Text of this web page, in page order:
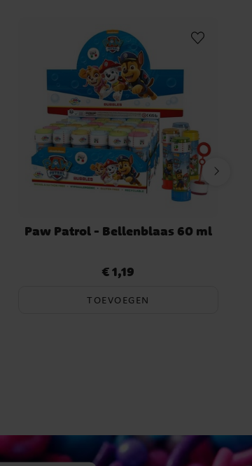
Paw Patrol - Bellenblaas 60 ml
Prijs:€ 1,19
€ 1,19
TOEVOEGEN